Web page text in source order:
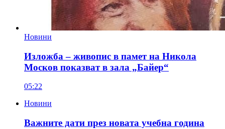
Новини
Изложба – живопис в памет на Никола
Москов показват в зала „Байер“
05:22
Новини
Важните дати през новата учебна година